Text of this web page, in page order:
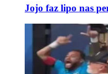
Jojo faz lipo nas